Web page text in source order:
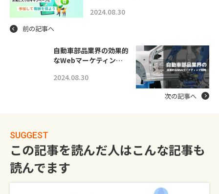
2024.08.30
前の記事へ
自動車部品業界の効果的
なWebマーケティン…
2024.08.30
次の記事へ
SUGGEST
この記事を読んだ人はこんな記事も
読んでます